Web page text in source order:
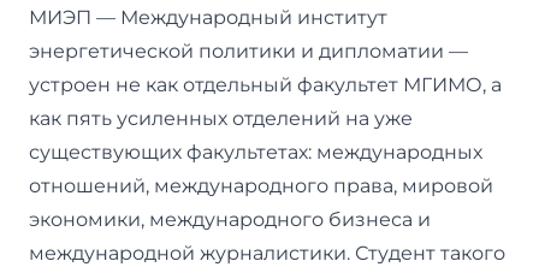
МИЭП — Международный институт
энергетической политики и дипломатии —
устроен не как отдельный факультет МГИМО, а
как пять усиленных отделений на уже
существующих факультетах: международных
отношений, международного права, мировой
экономики, международного бизнеса и
международной журналистики. Студент такого